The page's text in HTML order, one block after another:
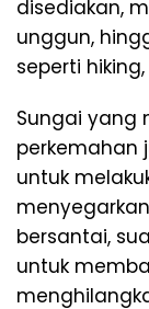
disediakan,
unggun,
seperti
Sungai yang
perkemahan
untuk
bersantai,
untuk